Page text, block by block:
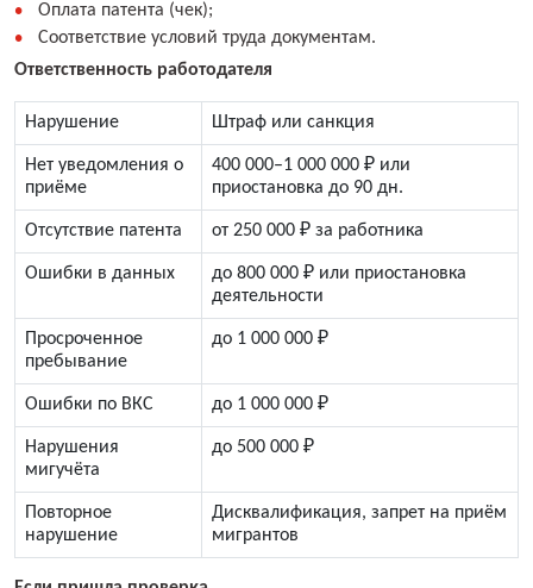
Оплата патента (чек);
Соответствие условий труда документам.
Ответственность работодателя
Нарушение Штраф или санкция
Нет уведомления о
приёме
400 000–1 000 000 ₽ или
приостановка до 90 дн.
Отсутствие патента от 250 000 ₽ за работника
Ошибки в данных
до 800 000 ₽ или приостановка
деятельности
Просроченное
пребывание
до 1 000 000 ₽
Ошибки по ВКС до 1 000 000 ₽
Нарушения
мигучёта
до 500 000 ₽
Повторное
нарушение
Дисквалификация, запрет на приём
мигрантов